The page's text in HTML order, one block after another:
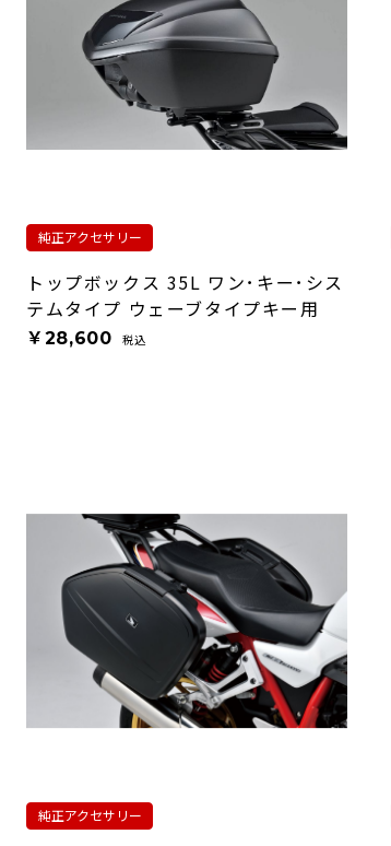
純正アクセサリー
トップボックス 35L ワン･キー･シス
テムタイプ ウェーブタイプキー用
￥28,600 税込
純正アクセサリー